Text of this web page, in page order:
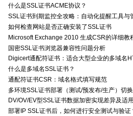
什么是SSL证书ACME协议？
SSL证书到期监控全攻略：自动化提醒工具与
如何检查网站是否正确安装了SSL证书
Microsoft Exchange 2010 生成CSR的详细教
国密SSL证书浏览器兼容性问题分析
Digicert通配符证书：适合大型企业的多域名
什么是多域名SSL证书？
通配符证书CSR：域名格式填写规范
多环境SSL证书部署（测试/预发布/生产）切
DV/OV/EV型SSL证书数据加密实现差异及适
部署IP SSL证书后，如何进行安全测试与验证